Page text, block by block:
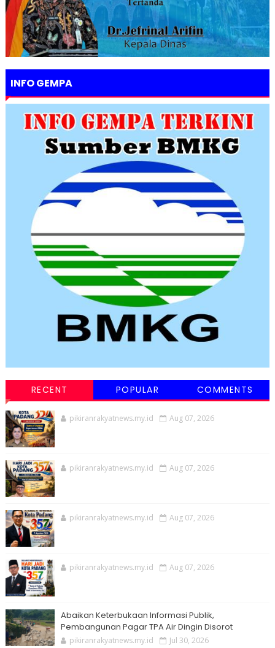
INFO GEMPA
RECENT POPULAR COMMENTS
pikiranrakyatnews.my.id Aug 07, 2026
pikiranrakyatnews.my.id Aug 07, 2026
pikiranrakyatnews.my.id Aug 07, 2026
pikiranrakyatnews.my.id Aug 07, 2026
Abaikan Keterbukaan Informasi Publik,
Pembangunan Pagar TPA Air Dingin Disorot
pikiranrakyatnews.my.id Jul 30, 2026